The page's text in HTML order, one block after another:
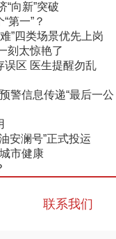
“向新”突破
第一”？
”四类场景优先上岗
刻太惊艳了
误区 医生提醒勿乱
警信息传递“最后一公
安澜号”正式投运
市健康
联系我们